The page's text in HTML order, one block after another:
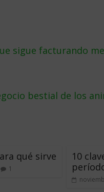
sigue facturando
bestial de los
qué sirve
1
10